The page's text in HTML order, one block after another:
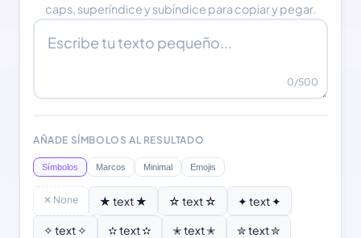
caps, superíndice y subíndice para copiar y pegar.
0/500
AÑADE SÍMBOLOS AL RESULTADO
Símbolos Marcos Minimal Emojis
✕ None ★ text ★ ☆ text ☆
✦ text ✦
✧ text ✧
✫ text ✫ ✭ text ✭
✮ text ✮